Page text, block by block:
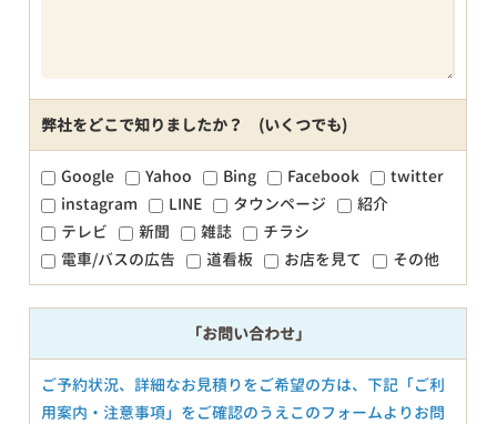
弊社をどこで知りましたか？ (いくつでも)
Google Yahoo Bing Facebook
twitter
instagram
LINE タウンページ
紹介
テレビ
新聞 雑誌
チラシ
電車/バスの広告
道看板 お店を見て その他
「お問い合わせ」
ご予約状況、詳細なお見積りをご希望の方は、下記「ご利
用案内・注意事項」をご確認のうえこのフォームよりお問